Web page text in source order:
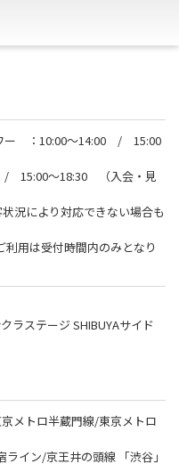
了後、施設をご利用いただけ
の期間ご利用いただけませ
について〉
用契約のご用意はございませ
ー ：10:00～14:00 / 15:00
～18:30 （入会・見
況により対応できない場合も
利用は受付時間内のみとなり
ラステージ SHIBUYAサイド
メトロ半蔵門線/東京メトロ
イン/京王井の頭線 「渋谷」